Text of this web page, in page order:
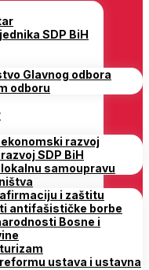
SDP BiH
Glavnog odbora
odboru
razvoj
SDP BiH
samoupravu
i zaštitu
antifašističke borbe
Bosne i
ustava i ustavna